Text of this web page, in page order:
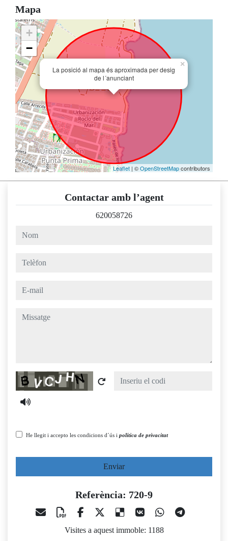
Mapa
La posició al mapa és aproximada per desig
de l´anunciant
×
+
−
Leaflet | ©OpenStreetMapcontributors
Contactar amb l’agent
620058726
nom
telèfon
e-mail
missatge
Captcha
He llegit i accepto les condicions d´ús i política de privacitat
Enviar
Referència: 720-9
Visites a aquest immoble: 1188